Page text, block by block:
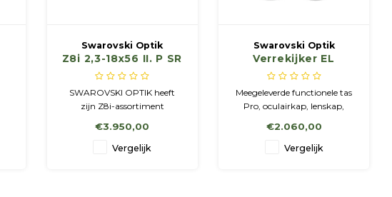
Swarovski Optik
Z8i 2,3-18x56 II. P SR
4A-I
SWAROVSKI OPTIK heeft
zijn Z8i-assortiment
hoogwaardige richtkijkers
Z8i+ 0,75-6x20 en Z8i+ 1-
€3.950,00
Vergelijk
Swarovski Optik
Verrekijker EL
8.5x42 WB Groen
Meegeleverde functionele tas
Pro, oculairkap, lenskap,
€2.060,00
Vergelijk